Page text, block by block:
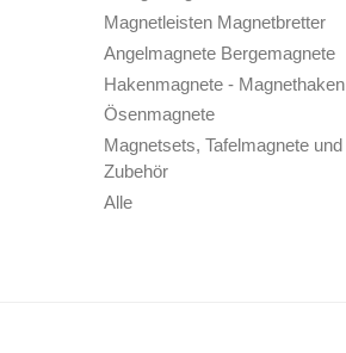
Magnetleisten Magnetbretter
Angelmagnete Bergemagnete
Hakenmagnete - Magnethaken
Ösenmagnete
Magnetsets, Tafelmagnete und
Zubehör
Alle